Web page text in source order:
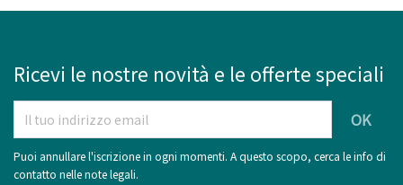
Ricevi le nostre novità e le offerte speciali
Puoi annullare l'iscrizione in ogni momenti. A questo scopo, cerca le info di
contatto nelle note legali.